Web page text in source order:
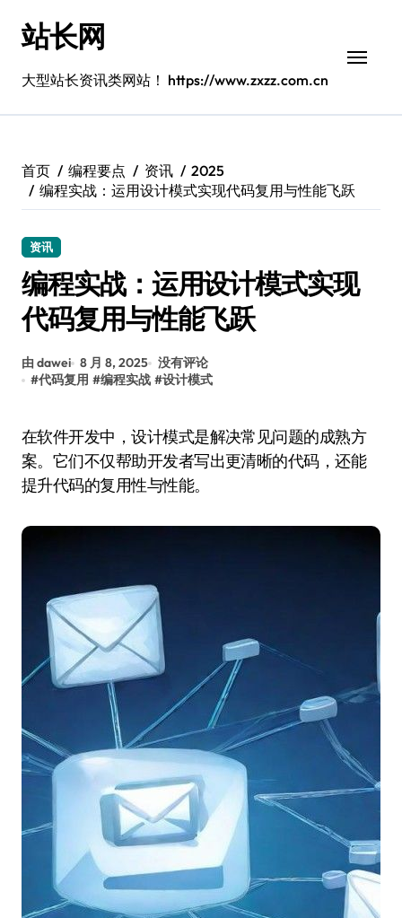
站长网
大型站长资讯类网站！ https://www.zxzz.com.cn
首页 编程要点 资讯
2025
编程实战：运用设计模式实现代码复用与性能飞跃
资讯
编程实战：运用设计模式实现
代码复用与性能飞跃
由 dawei 8 月 8, 2025 没有评论
#代码复用 #编程实战 #设计模式
在软件开发中，设计模式是解决常见问题的成熟方
案。它们不仅帮助开发者写出更清晰的代码，还能
提升代码的复用性与性能。